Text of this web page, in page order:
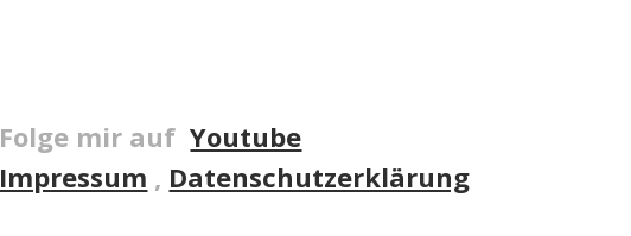
Folge mir auf Youtube
Impressum , Datenschutzerklärung